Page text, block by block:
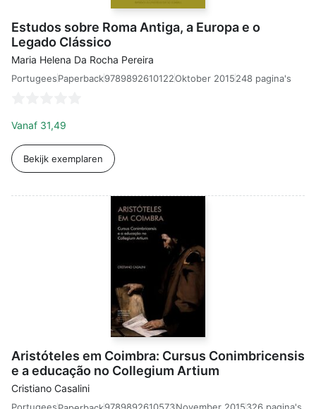
Estudos sobre Roma Antiga, a Europa e o
Legado Clássico
Maria Helena Da Rocha Pereira
PortugeesPaperback9789892610122Oktober 2015248 pagina's
Vanaf 31,49
Bekijk exemplaren
Aristóteles em Coimbra: Cursus Conimbricensis
e a educação no Collegium Artium
Cristiano Casalini